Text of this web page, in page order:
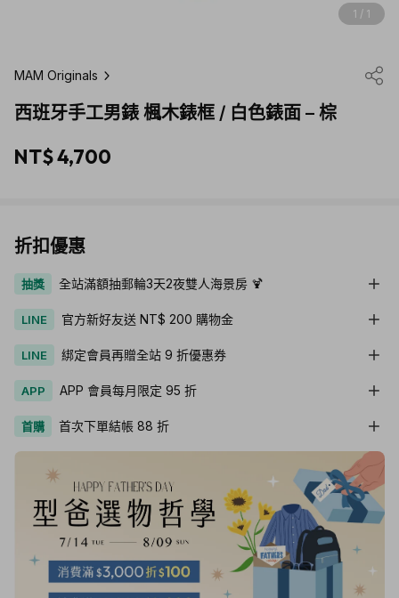
1 / 1
MAM Originals
西班牙手工男錶 楓木錶框 / 白色錶面 – 棕
NT$ 4,700
折扣優惠
抽獎 全站滿額抽郵輪3天2夜雙人海景房 🍹
LINE 官方新好友送 NT$ 200 購物金
LINE 綁定會員再贈全站 9 折優惠券
APP APP 會員每月限定 95 折
首購 首次下單結帳 88 折